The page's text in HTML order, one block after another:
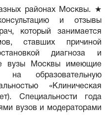
районах Москвы. ★
и отзывы
который занимается
ставших причиной
диагноза и
вузы Москвы имеющие
на образовательную
«Клиническая
Специальности года
вузов и модераторами